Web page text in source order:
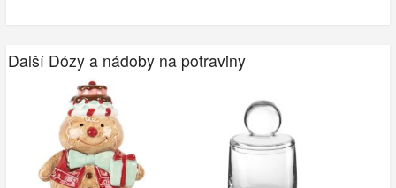
Další Dózy a nádoby na potraviny